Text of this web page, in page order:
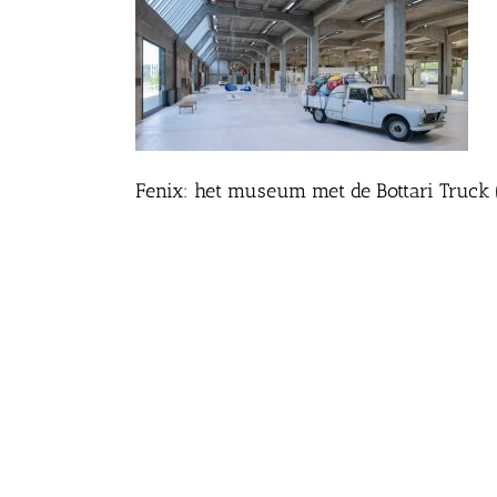
Fenix: het museum met de Bottari Truck